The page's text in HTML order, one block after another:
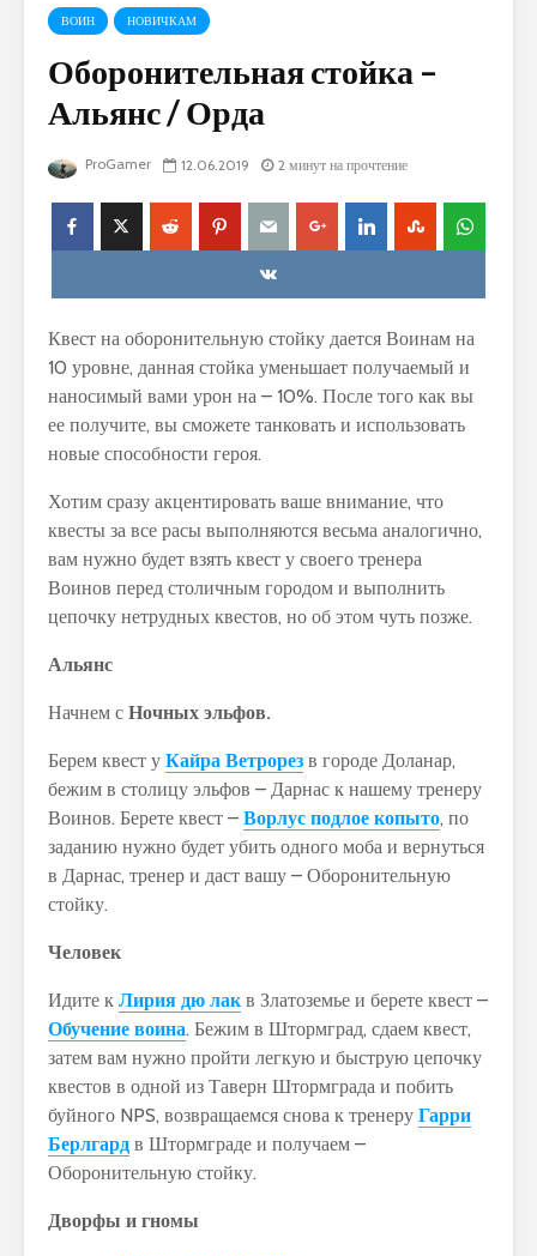
ВОИН НОВИЧКАМ
Оборонительная стойка –
Альянс / Орда
ProGamer 12.06.2019 2 минут на прочтение
Квест на оборонительную стойку дается Воинам на
10 уровне, данная стойка уменьшает получаемый и
наносимый вами урон на – 10%. После того как вы
ее получите, вы сможете танковать и использовать
новые способности героя.
Хотим сразу акцентировать ваше внимание, что
квесты за все расы выполняются весьма аналогично,
вам нужно будет взять квест у своего тренера
Воинов перед столичным городом и выполнить
цепочку нетрудных квестов, но об этом чуть позже.
Альянс
Начнем с Ночных эльфов.
Берем квест у Кайра Ветрорез в городе Доланар,
бежим в столицу эльфов – Дарнас к нашему тренеру
Воинов. Берете квест – Ворлус подлое копыто, по
заданию нужно будет убить одного моба и вернуться
в Дарнас, тренер и даст вашу – Оборонительную
стойку.
Человек
Идите к Лирия дю лак в Златоземье и берете квест –
Обучение воина. Бежим в Штормград, сдаем квест,
затем вам нужно пройти легкую и быструю цепочку
квестов в одной из Таверн Штормграда и побить
буйного NPS, возвращаемся снова к тренеру Гарри
Берлгард в Штормграде и получаем –
Оборонительную стойку.
Дворфы и гномы